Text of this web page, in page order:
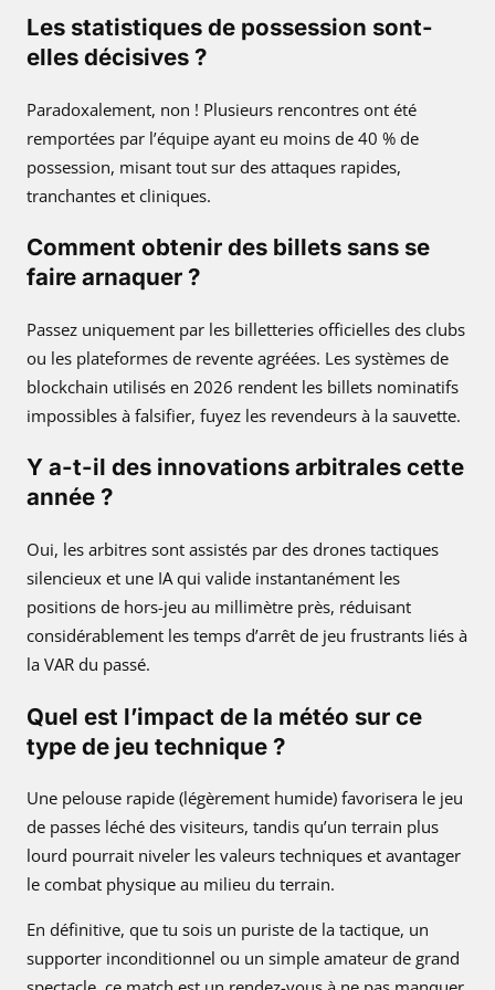
Les statistiques de possession sont-
elles décisives ?
Paradoxalement, non ! Plusieurs rencontres ont été
remportées par l’équipe ayant eu moins de 40 % de
possession, misant tout sur des attaques rapides,
tranchantes et cliniques.
Comment obtenir des billets sans se
faire arnaquer ?
Passez uniquement par les billetteries officielles des clubs
ou les plateformes de revente agréées. Les systèmes de
blockchain utilisés en 2026 rendent les billets nominatifs
impossibles à falsifier, fuyez les revendeurs à la sauvette.
Y a-t-il des innovations arbitrales cette
année ?
Oui, les arbitres sont assistés par des drones tactiques
silencieux et une IA qui valide instantanément les
positions de hors-jeu au millimètre près, réduisant
considérablement les temps d’arrêt de jeu frustrants liés à
la VAR du passé.
Quel est l’impact de la météo sur ce
type de jeu technique ?
Une pelouse rapide (légèrement humide) favorisera le jeu
de passes léché des visiteurs, tandis qu’un terrain plus
lourd pourrait niveler les valeurs techniques et avantager
le combat physique au milieu du terrain.
En définitive, que tu sois un puriste de la tactique, un
supporter inconditionnel ou un simple amateur de grand